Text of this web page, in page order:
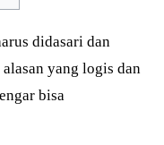
didasari dan
yang logis dan
bisa